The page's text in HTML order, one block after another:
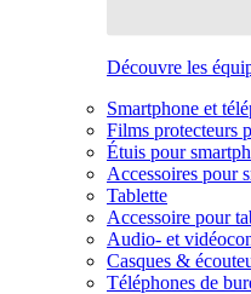
Découvre les
Smartphone et
Films protecteurs
Étuis pour
Accessoires pour
Tablette
Accessoire pour
Audio- et
Casques &
Téléphones de